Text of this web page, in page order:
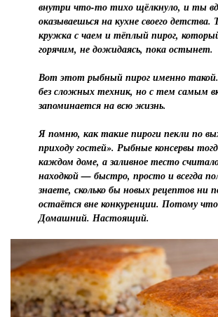
внутри что-то тихо щёлкнуло, и ты
оказываешься на кухне своего детства.
кружка с чаем и тёплый пирог,
горячим, не дожидаясь, пока остынет.
Вот этот рыбный пирог именно такой.
без сложных техник, но с тем самым
запоминается на всю жизнь.
Я помню, как такие пироги пекли по
приходу гостей». Рыбные консервы
каждом доме, а заливное тесто
находкой — быстро, просто и всегда
знаете, сколько бы новых рецептов ни
остаётся вне конкуренции. Потому
Домашний. Настоящий.